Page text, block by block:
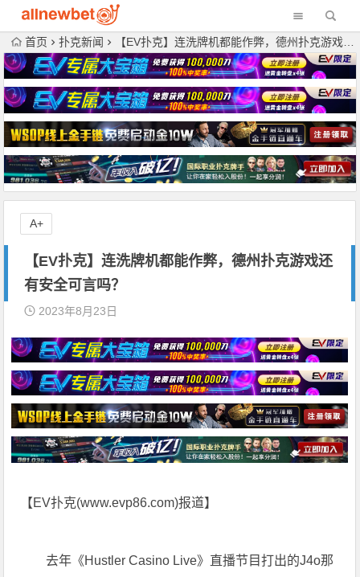
首页 扑克新闻 【EV扑克】连洗牌机都能作弊，德州扑克游戏还有安全可言吗？
【EV扑克】连洗牌机都能作弊，德州扑克游戏还
有安全可言吗？
2023年8月23日
【EV扑克(www.evp86.com)报道】
去年《Hustler Casino Live》直播节目打出的J4o那
A+